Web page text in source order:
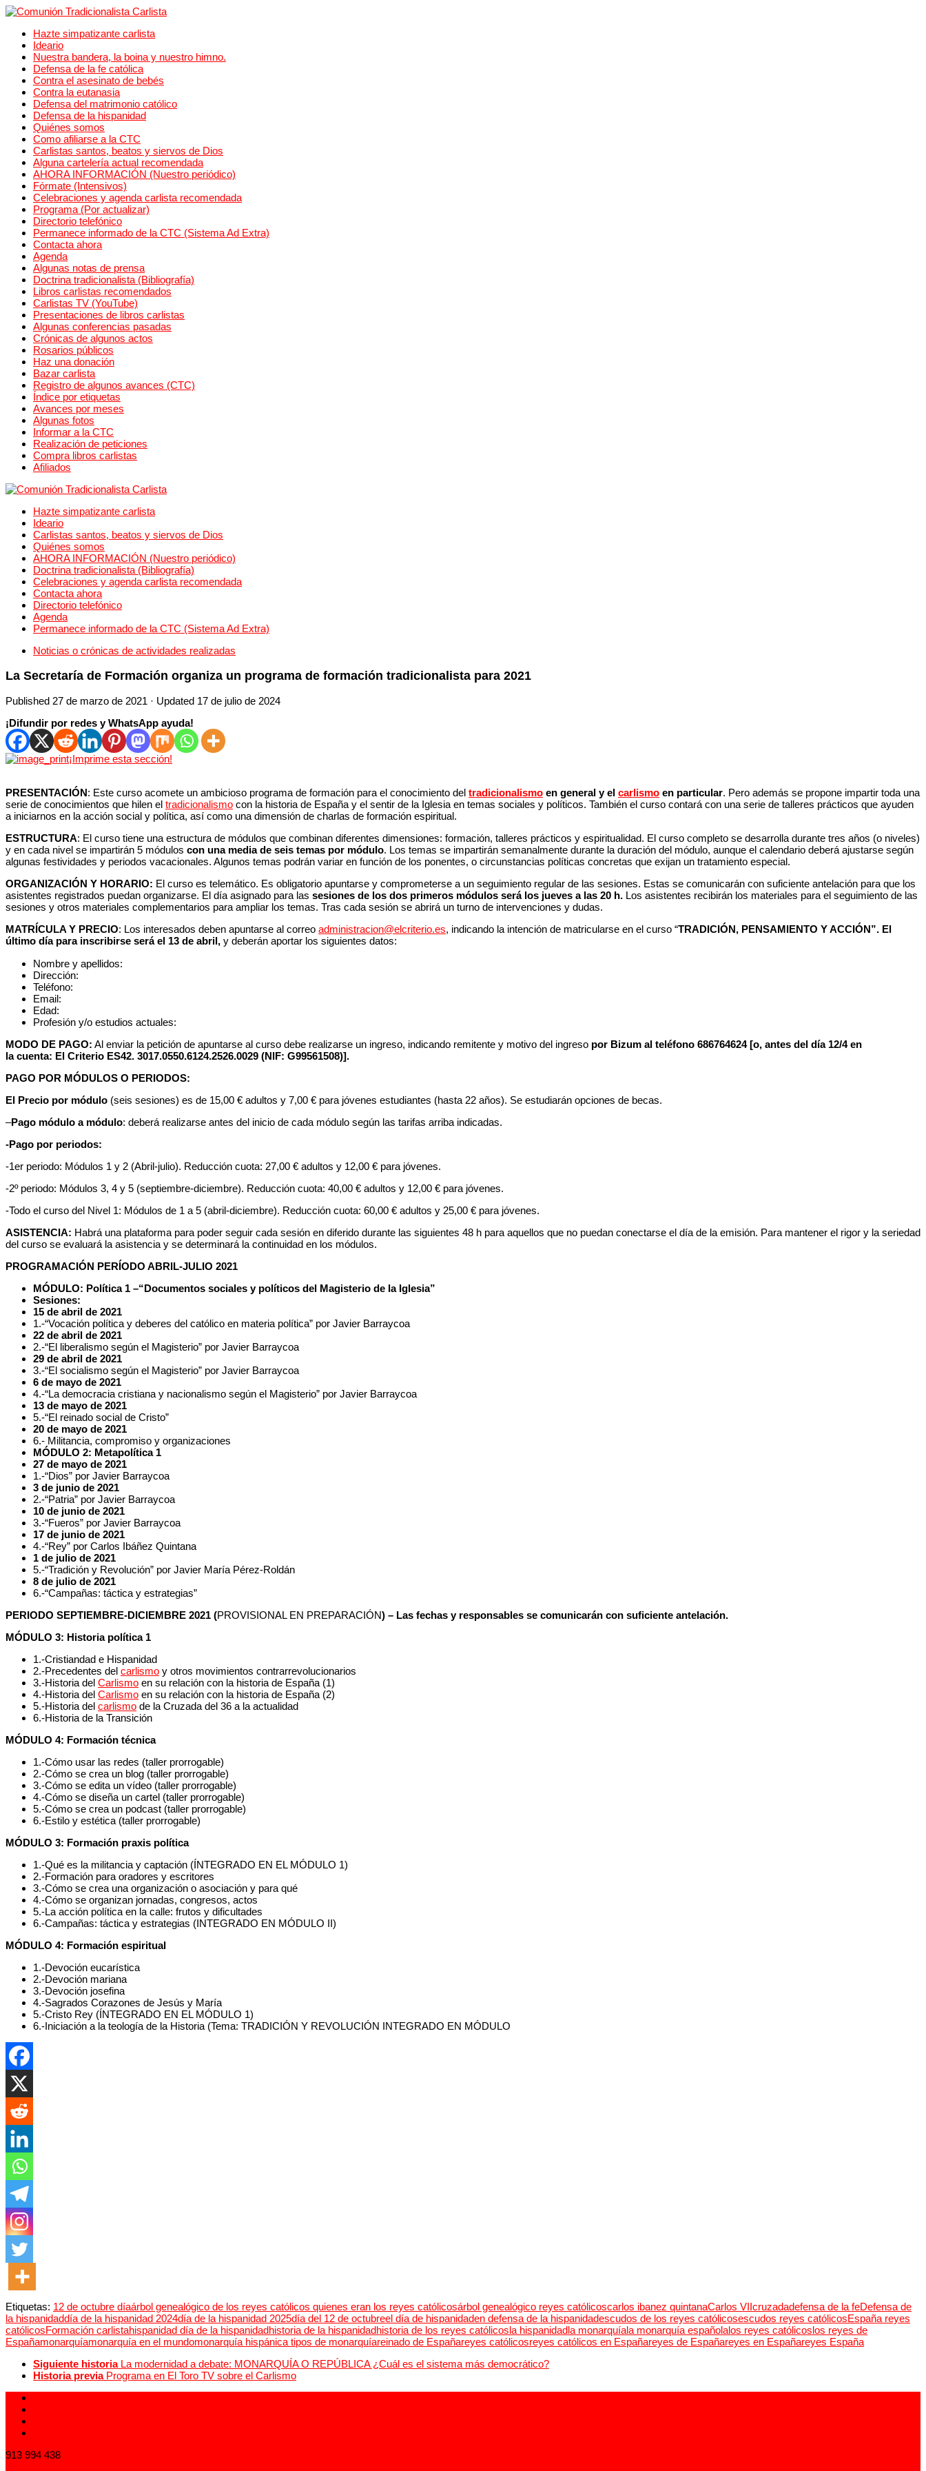
Hazte simpatizante carlista
Ideario
Nuestra bandera, la boina y nuestro himno.
Defensa de la fe católica
Contra el asesinato de bebés
Contra la eutanasia
Defensa del matrimonio católico
Defensa de la hispanidad
Quiénes somos
Como afiliarse a la CTC
Carlistas santos, beatos y siervos de Dios
Alguna cartelería actual recomendada
AHORA INFORMACIÓN (Nuestro periódico)
Fórmate (Intensivos)
Celebraciones y agenda carlista recomendada
Programa (Por actualizar)
Directorio telefónico
Permanece informado de la CTC (Sistema Ad Extra)
Contacta ahora
Agenda
Algunas notas de prensa
Doctrina tradicionalista (Bibliografía)
Libros carlistas recomendados
Carlistas TV (YouTube)
Presentaciones de libros carlistas
Algunas conferencias pasadas
Crónicas de algunos actos
Rosarios públicos
Haz una donación
Bazar carlista
Registro de algunos avances (CTC)
Índice por etiquetas
Avances por meses
Algunas fotos
Informar a la CTC
Realización de peticiones
Compra libros carlistas
Afiliados
Hazte simpatizante carlista
Ideario
Carlistas santos, beatos y siervos de Dios
Quiénes somos
AHORA INFORMACIÓN (Nuestro periódico)
Doctrina tradicionalista (Bibliografía)
Celebraciones y agenda carlista recomendada
Contacta ahora
Directorio telefónico
Agenda
Permanece informado de la CTC (Sistema Ad Extra)
Noticias o crónicas de actividades realizadas
La Secretaría de Formación organiza un programa de formación tradicionalista para 2021
Published 27 de marzo de 2021 · Updated 17 de julio de 2024
¡Difundir por redes y WhatsApp ayuda!
¡Imprime esta sección!
PRESENTACIÓN: Este curso acomete un ambicioso programa de formación para el conocimiento del tradicionalismo en general y el carlismo en particular. Pero además se propone impartir toda una
serie de conocimientos que hilen el tradicionalismo con la historia de España y el sentir de la Iglesia en temas sociales y políticos. También el curso contará con una serie de talleres prácticos que ayuden
a iniciarnos en la acción social y política, así como una dimensión de charlas de formación espiritual.
ESTRUCTURA: El curso tiene una estructura de módulos que combinan diferentes dimensiones: formación, talleres prácticos y espiritualidad. El curso completo se desarrolla durante tres años (o niveles)
y en cada nivel se impartirán 5 módulos con una media de seis temas por módulo. Los temas se impartirán semanalmente durante la duración del módulo, aunque el calendario deberá ajustarse según
algunas festividades y periodos vacacionales. Algunos temas podrán variar en función de los ponentes, o circunstancias políticas concretas que exijan un tratamiento especial.
ORGANIZACIÓN Y HORARIO: El curso es telemático. Es obligatorio apuntarse y comprometerse a un seguimiento regular de las sesiones. Estas se comunicarán con suficiente antelación para que los
asistentes registrados puedan organizarse. El día asignado para las sesiones de los dos primeros módulos será los jueves a las 20 h. Los asistentes recibirán los materiales para el seguimiento de las
sesiones y otros materiales complementarios para ampliar los temas. Tras cada sesión se abrirá un turno de intervenciones y dudas.
MATRÍCULA Y PRECIO: Los interesados deben apuntarse al correo administracion@elcriterio.es, indicando la intención de matricularse en el curso “TRADICIÓN, PENSAMIENTO Y ACCIÓN”. El
último día para inscribirse será el 13 de abril, y deberán aportar los siguientes datos:
Nombre y apellidos:
Dirección:
Teléfono:
Email:
Edad:
Profesión y/o estudios actuales:
MODO DE PAGO: Al enviar la petición de apuntarse al curso debe realizarse un ingreso, indicando remitente y motivo del ingreso por Bizum al teléfono 686764624 [o, antes del día 12/4 en
la cuenta: El Criterio ES42. 3017.0550.6124.2526.0029 (NIF: G99561508)].
PAGO POR MÓDULOS O PERIODOS:
El Precio por módulo (seis sesiones) es de 15,00 € adultos y 7,00 € para jóvenes estudiantes (hasta 22 años). Se estudiarán opciones de becas.
–Pago módulo a módulo: deberá realizarse antes del inicio de cada módulo según las tarifas arriba indicadas.
-Pago por periodos:
-1er periodo: Módulos 1 y 2 (Abril-julio). Reducción cuota: 27,00 € adultos y 12,00 € para jóvenes.
-2º periodo: Módulos 3, 4 y 5 (septiembre-diciembre). Reducción cuota: 40,00 € adultos y 12,00 € para jóvenes.
-Todo el curso del Nivel 1: Módulos de 1 a 5 (abril-diciembre). Reducción cuota: 60,00 € adultos y 25,00 € para jóvenes.
ASISTENCIA: Habrá una plataforma para poder seguir cada sesión en diferido durante las siguientes 48 h para aquellos que no puedan conectarse el día de la emisión. Para mantener el rigor y la seriedad
del curso se evaluará la asistencia y se determinará la continuidad en los módulos.
PROGRAMACIÓN PERÍODO ABRIL-JULIO 2021
MÓDULO: Política 1 –“Documentos sociales y políticos del Magisterio de la Iglesia”
Sesiones:
15 de abril de 2021
1.-“Vocación política y deberes del católico en materia política” por Javier Barraycoa
22 de abril de 2021
2.-“El liberalismo según el Magisterio” por Javier Barraycoa
29 de abril de 2021
3.-“El socialismo según el Magisterio” por Javier Barraycoa
6 de mayo de 2021
4.-“La democracia cristiana y nacionalismo según el Magisterio” por Javier Barraycoa
13 de mayo de 2021
5.-“El reinado social de Cristo”
20 de mayo de 2021
6.- Militancia, compromiso y organizaciones
MÓDULO 2: Metapolítica 1
27 de mayo de 2021
1.-“Dios” por Javier Barraycoa
3 de junio de 2021
2.-“Patria” por Javier Barraycoa
10 de junio de 2021
3.-“Fueros” por Javier Barraycoa
17 de junio de 2021
4.-“Rey” por Carlos Ibáñez Quintana
1 de julio de 2021
5.-“Tradición y Revolución” por Javier María Pérez-Roldán
8 de julio de 2021
6.-“Campañas: táctica y estrategias”
PERIODO SEPTIEMBRE-DICIEMBRE 2021 (PROVISIONAL EN PREPARACIÓN) – Las fechas y responsables se comunicarán con suficiente antelación.
MÓDULO 3: Historia política 1
1.-Cristiandad e Hispanidad
2.-Precedentes del carlismo y otros movimientos contrarrevolucionarios
3.-Historia del Carlismo en su relación con la historia de España (1)
4.-Historia del Carlismo en su relación con la historia de España (2)
5.-Historia del carlismo de la Cruzada del 36 a la actualidad
6.-Historia de la Transición
MÓDULO 4: Formación técnica
1.-Cómo usar las redes (taller prorrogable)
2.-Cómo se crea un blog (taller prorrogable)
3.-Cómo se edita un vídeo (taller prorrogable)
4.-Cómo se diseña un cartel (taller prorrogable)
5.-Cómo se crea un podcast (taller prorrogable)
6.-Estilo y estética (taller prorrogable)
MÓDULO 3: Formación praxis política
1.-Qué es la militancia y captación (ÍNTEGRADO EN EL MÓDULO 1)
2.-Formación para oradores y escritores
3.-Cómo se crea una organización o asociación y para qué
4.-Cómo se organizan jornadas, congresos, actos
5.-La acción política en la calle: frutos y dificultades
6.-Campañas: táctica y estrategias (INTEGRADO EN MÓDULO II)
MÓDULO 4: Formación espiritual
1.-Devoción eucarística
2.-Devoción mariana
3.-Devoción josefina
4.-Sagrados Corazones de Jesús y María
5.-Cristo Rey (ÍNTEGRADO EN EL MÓDULO 1)
6.-Iniciación a la teología de la Historia (Tema: TRADICIÓN Y REVOLUCIÓN INTEGRADO EN MÓDULO
Etiquetas: 12 de octubre díaárbol genealógico de los reyes católicos quienes eran los reyes católicosárbol genealógico reyes católicoscarlos ibanez quintanaCarlos VIIcruzadadefensa de la feDefensa de
la hispanidaddía de la hispanidad 2024día de la hispanidad 2025día del 12 de octubreel día de hispanidaden defensa de la hispanidadescudos de los reyes católicosescudos reyes católicosEspaña reyes
católicosFormación carlistahispanidad día de la hispanidadhistoria de la hispanidadhistoria de los reyes católicosla hispanidadla monarquíala monarquía españolalos reyes católicoslos reyes de
Españamonarquíamonarquía en el mundomonarquía hispánica tipos de monarquíareinado de Españareyes católicosreyes católicos en Españareyes de Españareyes en Españareyes España
Siguiente historia La modernidad a debate: MONARQUÍA O REPÚBLICA ¿Cuál es el sistema más democrático?
Historia previa Programa en El Toro TV sobre el Carlismo
913 994 438